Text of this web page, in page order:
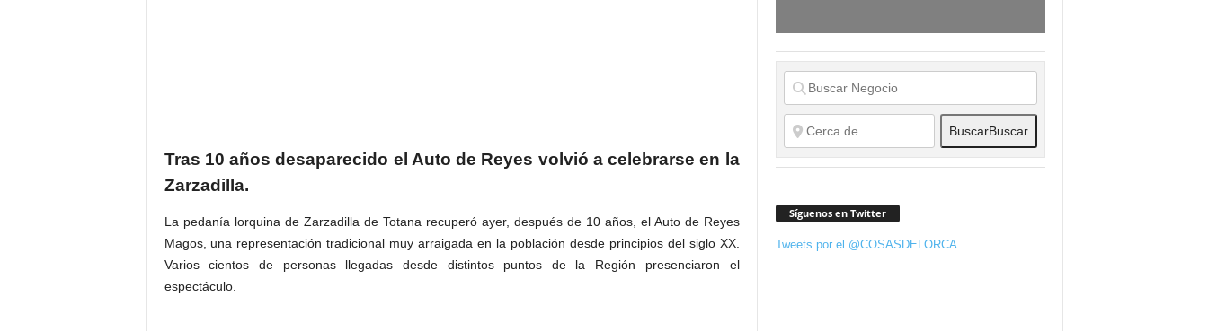
Tras 10 años desaparecido el Auto de Reyes volvió a celebrarse en la
Zarzadilla.
La pedanía lorquina de Zarzadilla de Totana recuperó ayer, después de 10 años, el Auto de Reyes
Magos, una representación tradicional muy arraigada en la población desde principios del siglo XX.
Varios cientos de personas llegadas desde distintos puntos de la Región presenciaron el
espectáculo.
BuscarBuscar
Síguenos en Twitter
Tweets por el @COSASDELORCA.